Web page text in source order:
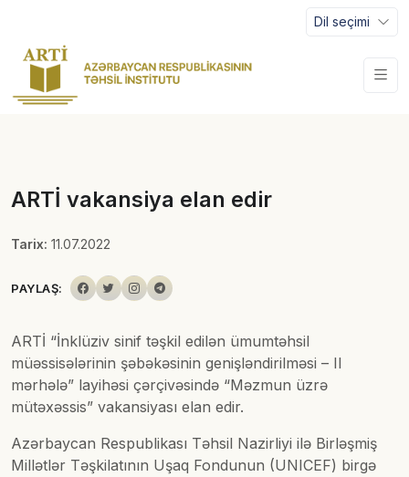
Dil seçimi
ARTİ vakansiya elan edir
Tarix: 11.07.2022
PAYLAŞ:
ARTİ “İnklüziv sinif təşkil edilən ümumtəhsil
müəssisələrinin şəbəkəsinin genişləndirilməsi – II
mərhələ” layihəsi çərçivəsində “Məzmun üzrə
mütəxəssis” vakansiyası elan edir.
Azərbaycan Respublikası Təhsil Nazirliyi ilə Birləşmiş
Millətlər Təşkilatının Uşaq Fondunun (UNICEF) birgə